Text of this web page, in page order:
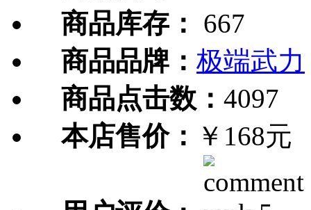
商品库存：
667
商品品牌： 极端武力
商品点击数： 4097
本店售价： ￥168元